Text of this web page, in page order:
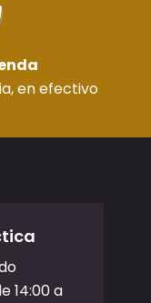
en efectivo
14:00 a